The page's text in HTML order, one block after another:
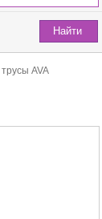
Найти
AVA